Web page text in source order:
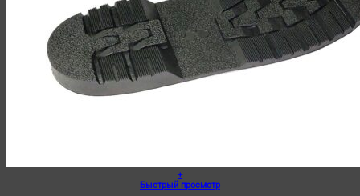
+
Быстрый просмотр